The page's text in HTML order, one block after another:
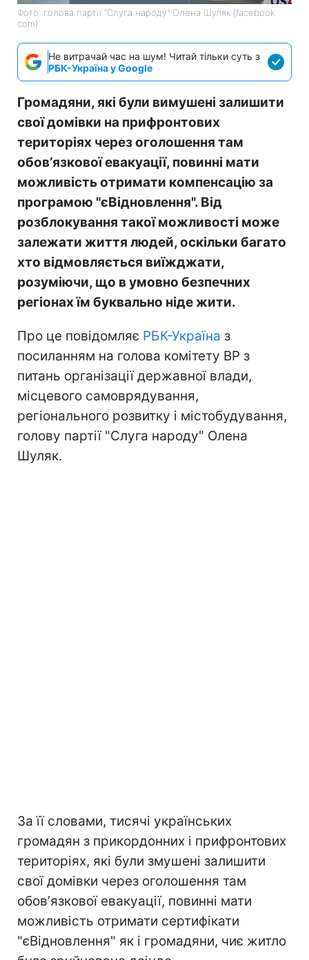
Фото: голова партії "Слуга народу" Олена Шуляк (facebook
com)
Не витрачай час на шум! Читай тільки суть з
РБК-Україна у Google
Громадяни, які були вимушені залишити
свої домівки на прифронтових
територіях через оголошення там
обовʼязкової евакуації, повинні мати
можливість отримати компенсацію за
програмою "єВідновлення". Від
розблокування такої можливості може
залежати життя людей, оскільки багато
хто відмовляється виїжджати,
розуміючи, що в умовно безпечних
регіонах їм буквально ніде жити.
Про це повідомляє РБК-Україна з
посиланням на голова комітету ВР з
питань організації державної влади,
місцевого самоврядування,
регіонального розвитку і містобудування,
голову партії "Слуга народу" Олена
Шуляк.
За її словами, тисячі українських
громадян з прикордонних і прифронтових
територіях, які були змушені залишити
свої домівки через оголошення там
обовʼязкової евакуації, повинні мати
можливість отримати сертифікати
"єВідновлення" як і громадяни, чиє житло